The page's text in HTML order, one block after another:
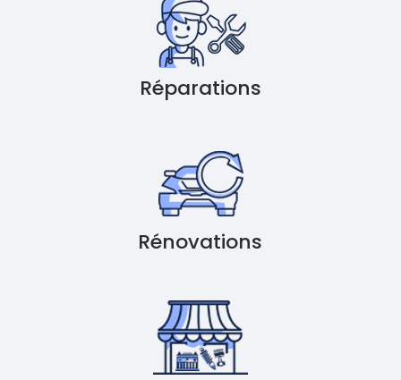
Réparations
Rénovations